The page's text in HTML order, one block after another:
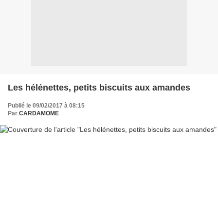
Les hélénettes, petits biscuits aux amandes
Publié le 09/02/2017 à 08:15
Par CARDAMOME